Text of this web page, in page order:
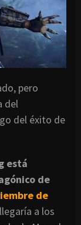
pero
del
del éxito de
está
de
de
a los